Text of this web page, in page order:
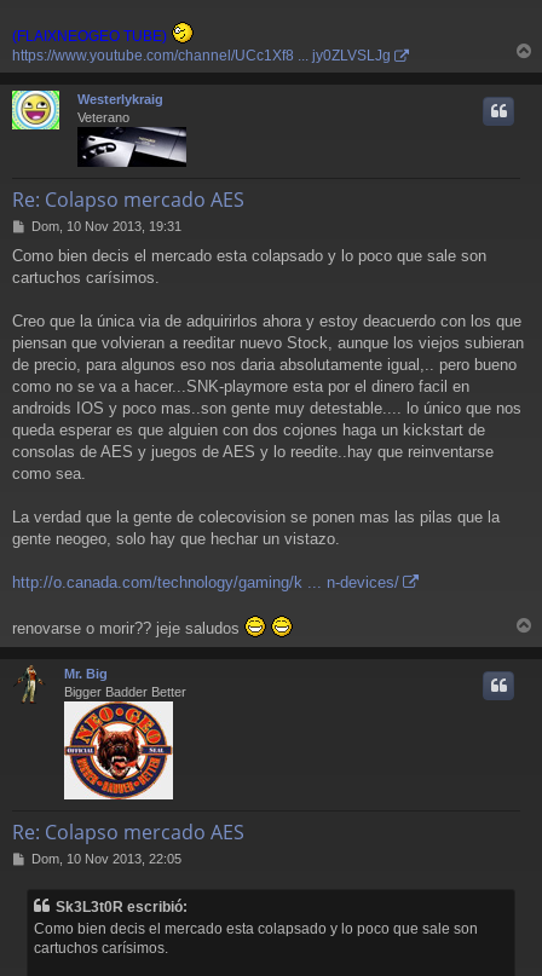
(FLAIXNEOGEO TUBE)
https://www.youtube.com/channel/UCc1Xf8 ... jy0ZLVSLJg
r
Westerlykraig
Veterano
Re: Colapso mercado AES
M
n
s
j
Dom, 10 Nov 2013, 19:31
Como bien decis el mercado esta colapsado y lo poco que sale son
cartuchos carísimos.
Creo que la única via de adquirirlos ahora y estoy deacuerdo con los que
piensan que volvieran a reeditar nuevo Stock, aunque los viejos subieran
de precio, para algunos eso nos daria absolutamente igual,.. pero bueno
como no se va a hacer...SNK-playmore esta por el dinero facil en
androids IOS y poco mas..son gente muy detestable.... lo único que nos
queda esperar es que alguien con dos cojones haga un kickstart de
consolas de AES y juegos de AES y lo reedite..hay que reinventarse
como sea.
La verdad que la gente de colecovision se ponen mas las pilas que la
gente neogeo, solo hay que hechar un vistazo.
http://o.canada.com/technology/gaming/k ... n-devices/
renovarse o morir?? jeje saludos
r
Mr. Big
Bigger Badder Better
Re: Colapso mercado AES
MDom, 10 Nov 2013, 22:05
Sk3L3t0R escribió:
Como bien decis el mercado esta colapsado y lo poco que sale son
cartuchos carísimos.